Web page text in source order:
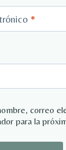
*
correo
para la